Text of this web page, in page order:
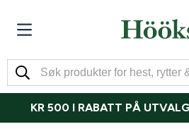
KR 500 I RABATT PÅ